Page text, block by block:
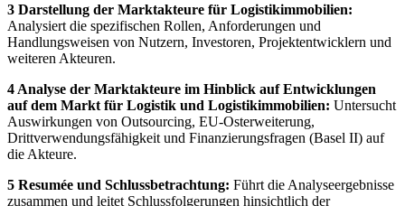
3 Darstellung der Marktakteure für Logistikimmobilien:
Analysiert die spezifischen Rollen, Anforderungen und
Handlungsweisen von Nutzern, Investoren, Projektentwicklern und
weiteren Akteuren.
4 Analyse der Marktakteure im Hinblick auf Entwicklungen
auf dem Markt für Logistik und Logistikimmobilien: Untersucht
Auswirkungen von Outsourcing, EU-Osterweiterung,
Drittverwendungsfähigkeit und Finanzierungsfragen (Basel II) auf
die Akteure.
5 Resumée und Schlussbetrachtung: Führt die Analyseergebnisse
zusammen und leitet Schlussfolgerungen hinsichtlich der